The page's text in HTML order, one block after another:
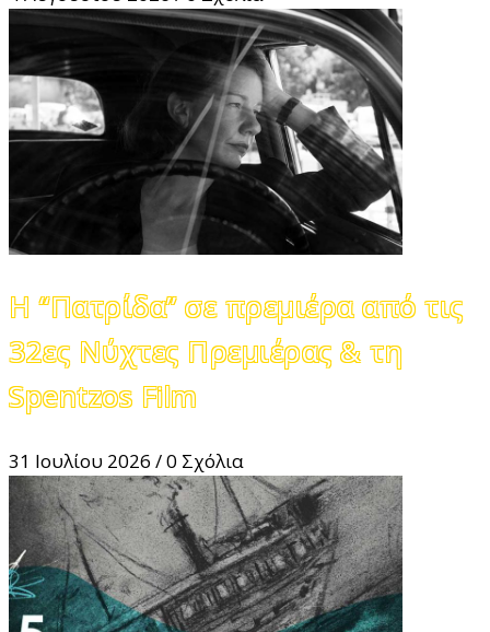
Η “Πατρίδα” σε πρεμιέρα από τις
32ες Νύχτες Πρεμιέρας & τη
Spentzos Film
31 Ιουλίου 2026 /0 Σχόλια